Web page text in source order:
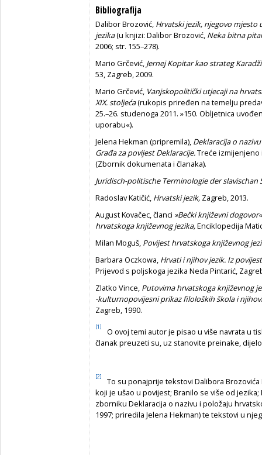
Bibliografija
Dalibor Brozović, Hrvatski jezik, njegovo
jezika(u knjizi: Dalibor Brozović, Neka bitna
2006; str. 155–278).
Mario Grčević, Jernej Kopitar kao strateg
53, Zagreb, 2009.
Mario Grčević, Vanjskopolitički utjecaji na
XIX. stoljeća(rukopis priređen na temelju
25.–26. studenoga 2011. »150. Obljetnica
uporabu«).
Jelena Hekman (pripremila), Deklaracija o
Građa za povijest Deklaracije.Treće izmijenjeno
(Zbornik dokumenata i članaka).
Juridisch-politische Terminologie der slavischan
Radoslav Katičić, Hrvatski jezik, Zagreb, 2013.
August Kovačec, članci »Bečki književni
hrvatskoga književnog jezika,Enciklopedija
Milan Moguš, Povijest hrvatskoga književnog
Barbara Oczkowa, Hrvati i njihov jezik. Iz
Prijevod s poljskoga jezika Neda Pintarić,
Zlatko Vince, Putovima hrvatskoga književnog
-kulturnopovijesni prikaz filoloških škola i
Zagreb, 1990.
[1]
O ovoj temi autor je pisao u više navrata u
članak preuzeti su, uz stanovite preinake,
[2]
To su ponajprije tekstovi Dalibora
koji je ušao u povijest; Branilo se više od
zborniku Deklaracija o nazivu i položaju
1997; priredila Jelena Hekman) te tekstovi u